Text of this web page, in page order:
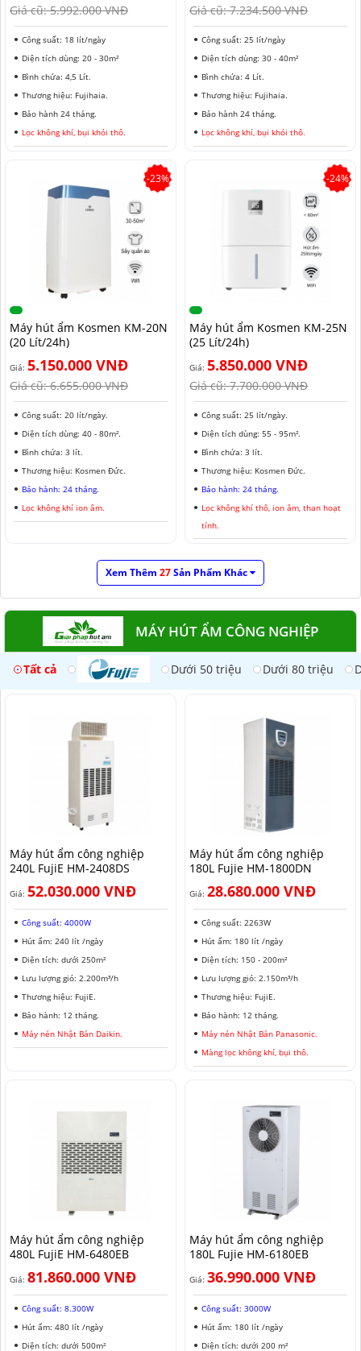
Giá cũ:5.992.000 VNĐ
Công suất: 18 lít/ngày
Diện tích dùng: 20 - 30m²
Bình chứa: 4,5 Lít.
Thương hiệu: Fujihaia.
Bảo hành 24 tháng.
Lọc không khí, bụi khói thô.
Giá cũ:7.234.500 VNĐ
Công suất: 25 lít/ngày
Diện tích dùng: 30 - 40m²
Bình chứa: 4 Lít.
Thương hiệu: Fujihaia.
Bảo hành 24 tháng.
Lọc không khí, bụi khói thô.
-23%
Máy hút ẩm Kosmen KM-20N
(20 Lít/24h)
Giá: 5.150.000 VNĐ
Giá cũ:6.655.000 VNĐ
Công suất: 20 lít/ngày.
Diện tích dùng: 40 - 80m².
Bình chứa: 3 lít.
Thương hiệu: Kosmen Đức.
Bảo hành: 24 tháng.
Lọc không khí ion âm.
-24%
Máy hút ẩm Kosmen KM-25N
(25 Lít/24h)
Giá: 5.850.000 VNĐ
Giá cũ:7.700.000 VNĐ
Công suất: 25 lít/ngày.
Diện tích dùng: 55 - 95m².
Bình chứa: 3 lít.
Thương hiệu: Kosmen Đức.
Bảo hành: 24 tháng.
Lọc không khí thô, ion âm, than hoạt
tính.
Xem Thêm 27Sản Phẩm Khác
MÁY HÚT ẨM CÔNG NGHIỆP
Tất cả Dưới 50 triệu Dưới 80 triệu
Máy hút ẩm công nghiệp
240L FujiE HM-2408DS​
Giá: 52.030.000 VNĐ
Công suất: 4000W
Hút ẩm: 240 lít /ngày
Diện tích: dưới 250m²
Lưu lượng gió: 2.200m³/h
Thương hiệu: FujiE.
Bảo hành: 12 tháng.
Máy nén Nhật Bản Daikin.
Máy hút ẩm công nghiệp
180L Fujie HM-1800DN
Giá: 28.680.000 VNĐ
Công suất: 2263W
Hút ẩm: 180 lít /ngày
Diện tích: 150 - 200m²
Lưu lượng gió: 2.150m³/h
Thương hiệu: FujiE.
Bảo hành: 12 tháng.
Máy nén Nhật Bản Panasonic.
Màng lọc không khí, bụi thô.
Máy hút ẩm công nghiệp
480L FujiE HM-6480EB
Giá: 81.860.000 VNĐ
Công suất: 8.300W
Hút ẩm: 480 lít /ngày
Diện tích: dưới 500m²
Máy hút ẩm công nghiệp
180L Fujie HM-6180EB
Giá: 36.990.000 VNĐ
Công suất: 3000W
Hút ẩm: 180 lít /ngày
Diện tích: dưới 200 m²